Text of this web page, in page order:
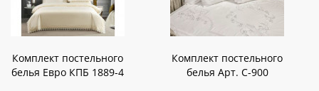
Комплект постельного
белья Евро КПБ 1889-4
Комплект постельного
белья Арт. С-900